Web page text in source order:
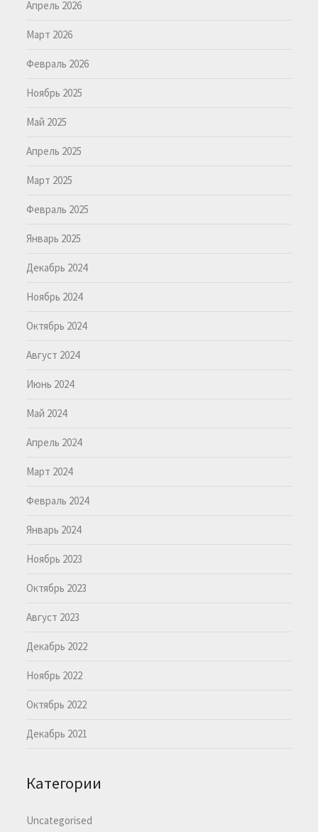
Апрель 2026
Март 2026
Февраль 2026
Ноябрь 2025
Май 2025
Апрель 2025
Март 2025
Февраль 2025
Январь 2025
Декабрь 2024
Ноябрь 2024
Октябрь 2024
Август 2024
Июнь 2024
Май 2024
Апрель 2024
Март 2024
Февраль 2024
Январь 2024
Ноябрь 2023
Октябрь 2023
Август 2023
Декабрь 2022
Ноябрь 2022
Октябрь 2022
Декабрь 2021
Категории
Uncategorised